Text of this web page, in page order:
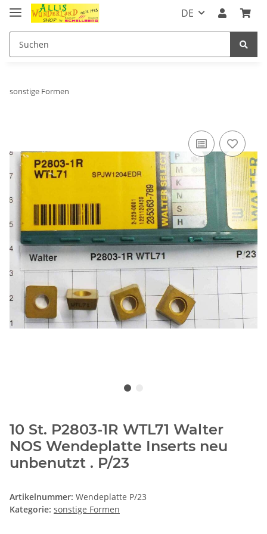
DE
sonstige Formen
10 St. P2803-1R WTL71 Walter
NOS Wendeplatte Inserts neu
unbenutzt . P/23
Artikelnummer: Wendeplatte P/23
Kategorie: sonstige Formen